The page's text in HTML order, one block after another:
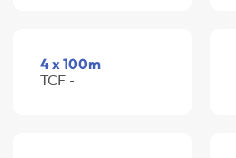
4 x 100m
TCF -